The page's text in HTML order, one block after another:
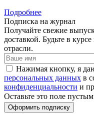
Подробнее
Подписка на журнал
Получайте свежие
доставкой. Будьте в
отрасли.
Нажимая кнопку, я
персональных данных в
конфиденциальности и
Оставьте это поле пустым
Оформить подписку